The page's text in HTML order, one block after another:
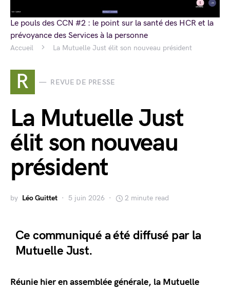
Accueil La Mutuelle Just élit son nouveau président
R REVUE DE PRESSE
La Mutuelle Just
élit son nouveau
président
by Léo Guittet 5 juin 2026 2 minute read
Ce communiqué a été diffusé par la
Mutuelle Just.
Réunie hier en assemblée générale, la Mutuelle
Le pouls des CCN #2 : le point sur la santé des HCR et la
prévoyance des Services à la personne